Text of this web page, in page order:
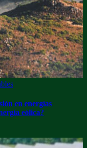
en energías
eólica?